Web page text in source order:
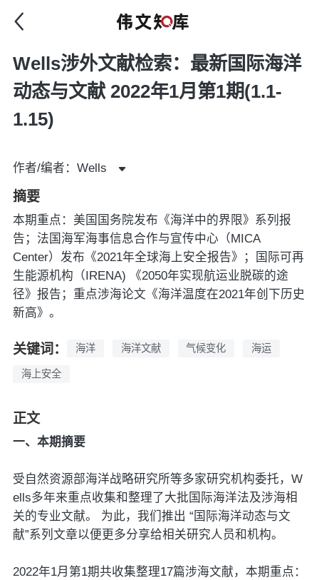
Wells涉外文献检索：最新国际海洋
动态与文献 2022年1月第1期(1.1-
1.15)
作者/编者：Wells
摘要
本期重点：美国国务院发布《海洋中的界限》系列报
告；法国海军海事信息合作与宣传中心（MICA
Center）发布《2021年全球海上安全报告》；国际可再
生能源机构（IRENA) 《2050年实现航运业脱碳的途
径》报告；重点涉海论文《海洋温度在2021年创下历史
新高》。
关键词： 海洋 海洋文献 气候变化 海运
海上安全
正文
一、本期摘要
受自然资源部海洋战略研究所等多家研究机构委托，W
ells多年来重点收集和整理了大批国际海洋法及涉海相
关的专业文献。 为此，我们推出 “国际海洋动态与文
献”系列文章以便更多分享给相关研究人员和机构。
2022年1月第1期共收集整理17篇涉海文献，本期重点：